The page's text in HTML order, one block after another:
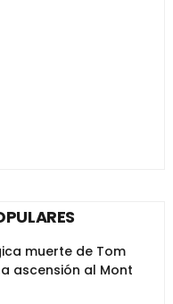
muerte de Tom
ascensión al Mont